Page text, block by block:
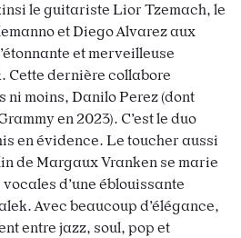
le guitariste Lior Tzemach, le
et Diego Alvarez aux
et merveilleuse
Cette dernière collabore
ni moins, Danilo Perez (dont
en 2023). C’est le duo
en évidence. Le toucher aussi
de Margaux Vranken se marie
d’une éblouissante
Avec beaucoup d’élégance,
entre jazz, soul, pop et